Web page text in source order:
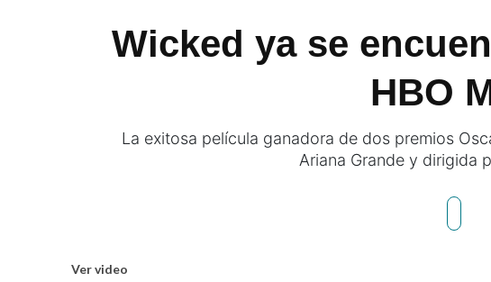
Wicked ya se
HBO
La exitosa película ganadora de dos premios
Ariana Grande y dirigida
Ver video